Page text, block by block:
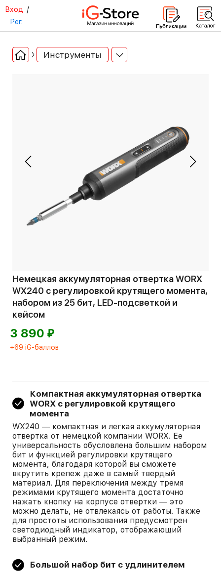
Вход /
Рег.
Инструменты
Немецкая аккумуляторная отвертка WORX
WX240 с регулировкой крутящего момента,
набором из 25 бит, LED-подсветкой и
кейсом
3 890 ⃏
+69 iG-баллов
Компактная аккумуляторная отвертка
WORX с регулировкой крутящего
момента
WX240 — компактная и легкая аккумуляторная
отвертка от немецкой компании WORX. Ее
универсальность обусловлена большим набором
бит и функцией регулировки крутящего
момента, благодаря которой вы сможете
вкрутить крепеж даже в самый твердый
материал. Для переключения между тремя
режимами крутящего момента достаточно
нажать кнопку на корпусе отвертки — это
можно делать, не отвлекаясь от работы. Также
для простоты использования предусмотрен
светодиодный индикатор, отображающий
выбранный режим.
Большой набор бит с удлинителем